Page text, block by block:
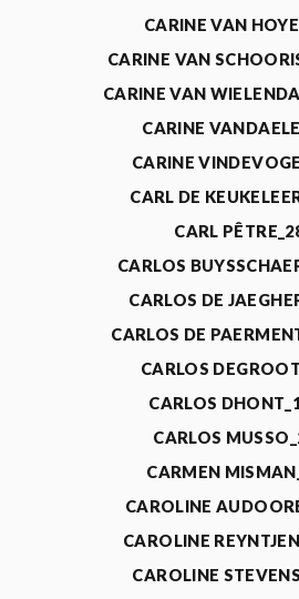
CARINE VAN
CARINE VAN
CARINE VAN
CARINE
CARINE
CARL DE
CARL
CARLOS
CARLOS DE
CARLOS DE
CARLOS
CARLOS
CARLOS
CARMEN
CAROLINE
CAROLINE
CAROLINE